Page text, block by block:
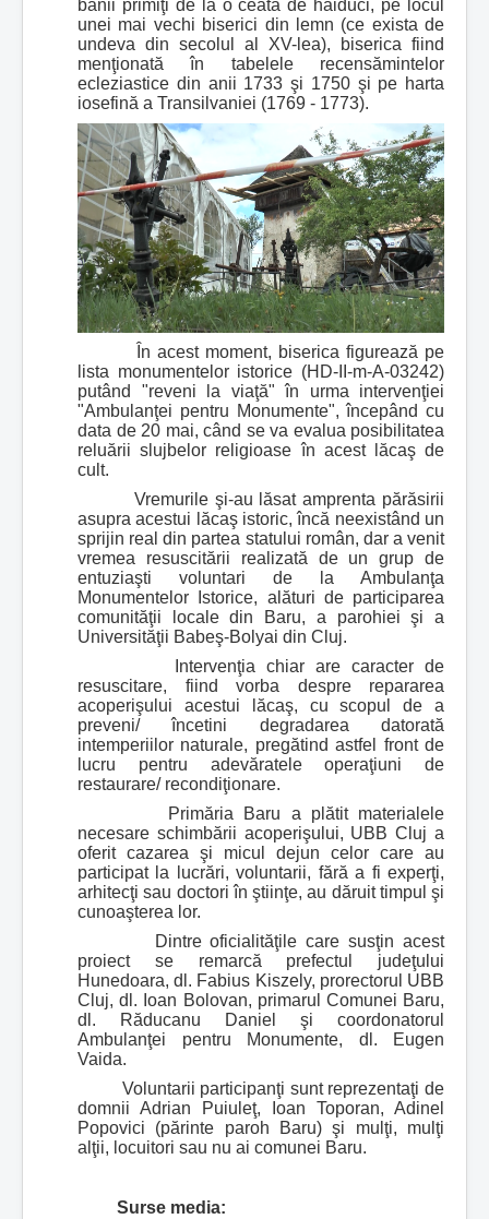
banii primiţi de la o ceată de haiduci, pe locul
unei mai vechi biserici din lemn (ce exista de
undeva din secolul al XV-lea), biserica fiind
menţionată în tabelele recensămintelor
ecleziastice din anii 1733 şi 1750 şi pe harta
iosefină a Transilvaniei (1769 - 1773).
În acest moment, biserica figurează pe
lista monumentelor istorice (HD-II-m-A-03242)
putând "reveni la viaţă" în urma intervenţiei
"Ambulanţei pentru Monumente", începând cu
data de 20 mai, când se va evalua posibilitatea
reluării slujbelor religioase în acest lăcaş de
cult.
Vremurile şi-au lăsat amprenta părăsirii
asupra acestui lăcaş istoric, încă neexistând un
sprijin real din partea statului român, dar a venit
vremea resuscitării realizată de un grup de
entuziaşti voluntari de la Ambulanţa
Monumentelor Istorice, alături de participarea
comunităţii locale din Baru, a parohiei şi a
Universităţii Babeş-Bolyai din Cluj.
Intervenţia chiar are caracter de
resuscitare, fiind vorba despre repararea
acoperişului acestui lăcaş, cu scopul de a
preveni/ încetini degradarea datorată
intemperiilor naturale, pregătind astfel front de
lucru pentru adevăratele operaţiuni de
restaurare/ recondiţionare.
Primăria Baru a plătit materialele
necesare schimbării acoperişului, UBB Cluj a
oferit cazarea şi micul dejun celor care au
participat la lucrări, voluntarii, fără a fi experţi,
arhitecţi sau doctori în ştiinţe, au dăruit timpul şi
cunoaşterea lor.
Dintre oficialităţile care susţin acest
proiect se remarcă prefectul judeţului
Hunedoara, dl. Fabius Kiszely, prorectorul UBB
Cluj, dl. Ioan Bolovan, primarul Comunei Baru,
dl. Răducanu Daniel şi coordonatorul
Ambulanţei pentru Monumente, dl. Eugen
Vaida.
Voluntarii participanţi sunt reprezentaţi de
domnii Adrian Puiuleţ, Ioan Toporan, Adinel
Popovici (părinte paroh Baru) şi mulţi, mulţi
alţii, locuitori sau nu ai comunei Baru.
Surse media: